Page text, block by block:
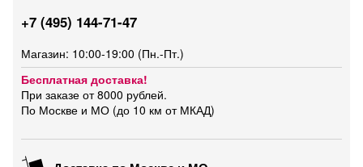
+7 (495) 144-71-47
Магазин: 10:00-19:00 (Пн.-Пт.)
Бесплатная доставка!
При заказе от 8000 рублей.
По Москве и МО (до 10 км от МКАД)